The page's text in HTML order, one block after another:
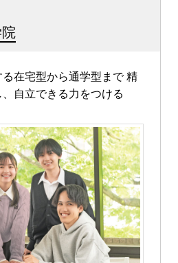
在宅型から通学型まで精
自立できる力をつける